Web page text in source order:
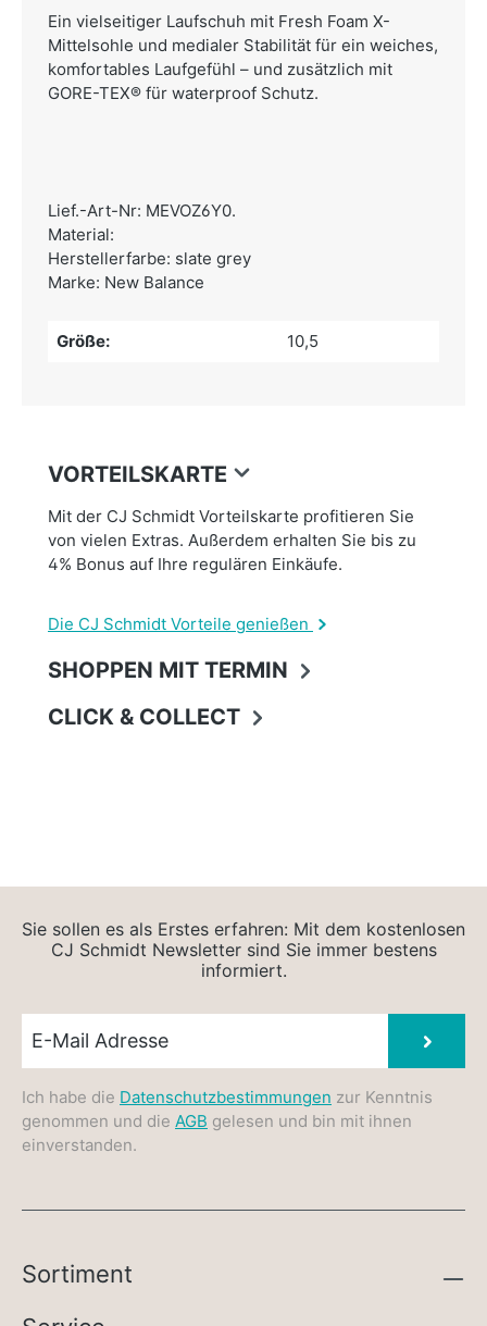
Ein vielseitiger Laufschuh mit Fresh Foam X-
Mittelsohle und medialer Stabilität für ein weiches,
komfortables Laufgefühl – und zusätzlich mit
GORE-TEX® für waterproof Schutz.
Lief.-Art-Nr: MEVOZ6Y0.
Material:
Herstellerfarbe: slate grey
Marke: New Balance
Größe: 10,5
VORTEILSKARTE
Mit der CJ Schmidt Vorteilskarte profitieren Sie
von vielen Extras. Außerdem erhalten Sie bis zu
4% Bonus auf Ihre regulären Einkäufe.
Die CJ Schmidt Vorteile genießen
SHOPPEN MIT TERMIN
CLICK & COLLECT
Sie sollen es als Erstes erfahren: Mit dem kostenlosen
CJ Schmidt Newsletter sind Sie immer bestens
informiert.
Ich habe die Datenschutzbestimmungen zur Kenntnis
genommen und die AGB gelesen und bin mit ihnen
einverstanden.
Sortiment